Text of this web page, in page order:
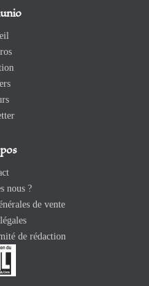
nous ?
de vente
de rédaction